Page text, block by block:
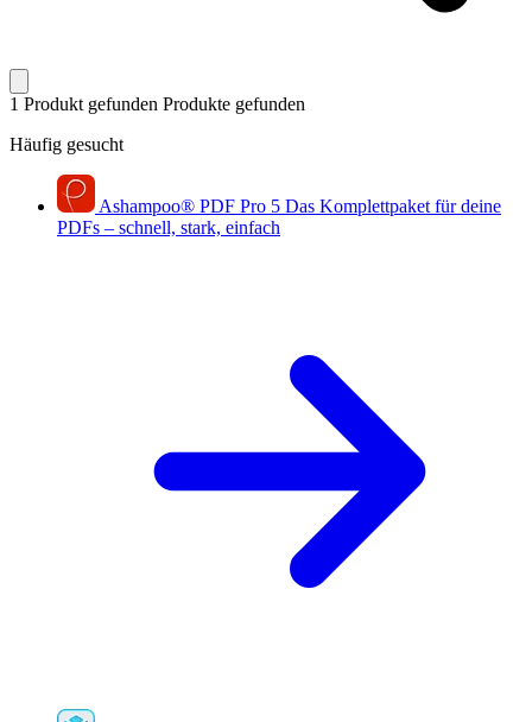
1 Produkt gefunden Produkte gefunden
Häufig gesucht
Ashampoo® PDF Pro 5 Das Komplettpaket für deine
PDFs – schnell, stark, einfach